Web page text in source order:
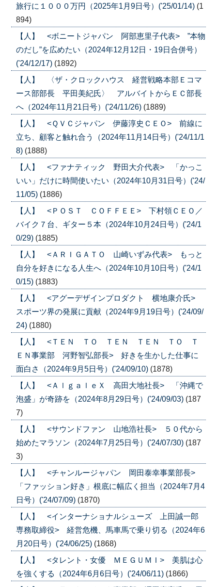
旅行に１０００万円（2025年1月9日号）('25/01/14) (1
894)
【人】 <ボニートジャパン 阿部恵里子代表> ”本物
のだし”を広めたい（2024年12月12日・19日合併号）
('24/12/17) (1892)
【人】 〈ザ・クロックハウス 経営戦略本部Ｅコマ
ース部部長 平田美紀氏〉 アルバイトからＥＣ部長
へ（2024年11月21日号）('24/11/26) (1889)
【人】 <ＱＶＣジャパン 伊藤淳史ＣＥＯ> 前線に
立ち、顧客と触れ合う（2024年11月14日号）('24/11/1
8) (1888)
【人】 <ファナティック 野田大介代表> 「かっこ
いい」だけに時間使いたい（2024年10月31日号）('24/
11/05) (1886)
【人】 <ＰＯＳＴ ＣＯＦＦＥＥ> 下村領ＣＥＯ／
バイク７台、ギター５本（2024年10月24日号）('24/1
0/29) (1885)
【人】 <ＡＲＩＧＡＴＯ 山崎いずみ代表> もっと
自分を好きになる人生へ（2024年10月10日号）('24/1
0/15) (1883)
【人】 <アグーデザインプロダクト 横地康介氏>
スポーツ界の発展に貢献（2024年9月19日号）('24/09/
24) (1880)
【人】 <ＴＥＮ ＴＯ ＴＥＮ ＴＥＮ ＴＯ Ｔ
ＥＮ事業部 河野智弘部長> 好きを生かした仕事に
面白さ（2024年9月5日号）('24/09/10) (1878)
【人】 <ＡｌｇａｌｅＸ 高田大地社長> 「沖縄で
泡盛」が奇跡を（2024年8月29日号）('24/09/03) (187
7)
【人】 <サウンドファン 山地浩社長> ５０代から
始めたマラソン（2024年7月25日号）('24/07/30) (187
3)
【人】 <チャンルージャパン 岡田泰幸事業部長>
「ファッション好き」根底に幅広く担当（2024年7月4
日号）('24/07/09) (1870)
【人】 <インターナショナルシューズ 上田誠一郎
専務取締役> 経営危機、馬車馬で乗り切る（2024年6
月20日号）('24/06/25) (1868)
【人】 <タレント・女優 ＭＥＧＵＭＩ> 美肌は心
を強くする（2024年6月6日号）('24/06/11) (1866)